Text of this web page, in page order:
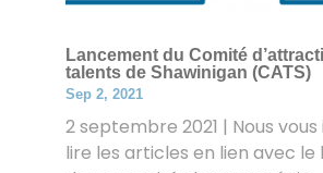
Lancement du Comité
talents de Shawinigan (CATS)
Sep 2, 2021
2 septembre 2021 | Nous
lire les articles en lien avec